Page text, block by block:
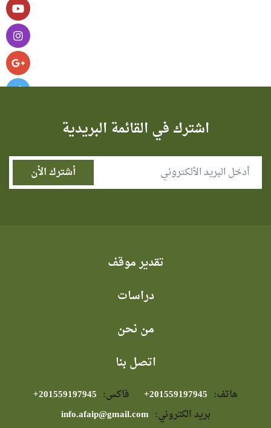
اشترك في القائمة البريدية
تقدير موقف
دراسات
من نحن
اتصل بنا
هاتف: فاكس:
بريد الكتروني: info.afaip@gmail.com